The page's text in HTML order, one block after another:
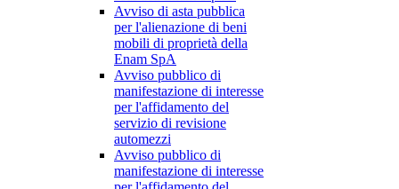
Avviso di asta pubblica
per l'alienazione di beni
mobili di proprietà della
Enam SpA
Avviso pubblico di
manifestazione di interesse
per l'affidamento del
servizio di revisione
automezzi
Avviso pubblico di
manifestazione di interesse